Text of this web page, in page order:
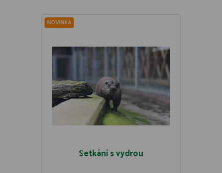
NOVINKA
Setkání s vydrou